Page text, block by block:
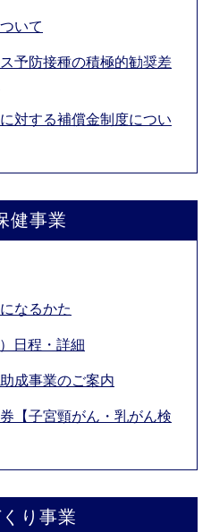
いて
予防接種の積極的勧奨差
対する補償金制度につい
健事業
なるかた
日程・詳細
成事業のご案内
【子宮頸がん・乳がん検
り事業